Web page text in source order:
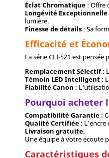
Éclat Chromatique : Offre
Longévité Exceptionnelle
lumière.
Finesse de détails : Sa
Efficacité et
La série CLI-521 est
Remplacement Sélectif:
Témoin LED Intelligent :
Fiabilité Canon :
Pourquoi acheter
Compatibilité Garantie :
Qualité Certifiée : L'encre
Livraison gratuite.
Une équipe à votre écoute
Caractéristiques